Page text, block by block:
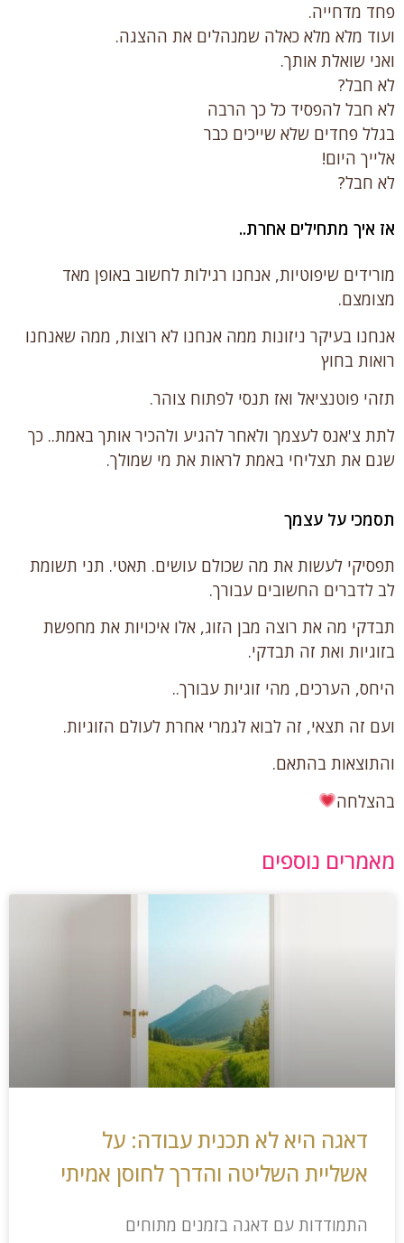
פחד מדחייה.
ועוד מלא מלא כאלה שמנהלים את ההצגה.
ואני שואלת אותך.
לא חבל?
לא חבל להפסיד כל כך הרבה
בגלל פחדים שלא שייכים כבר
אלייך היום!
לא חבל?
אז איך מתחילים אחרת..
מורידים שיפוטיות, אנחנו רגילות לחשוב באופן מאד
מצומצם.
אנחנו בעיקר ניזונות ממה אנחנו לא רוצות, ממה שאנחנו
רואות בחוץ
תזהי פוטנציאל ואז תנסי לפתוח צוהר.
לתת צ'אנס לעצמך ולאחר להגיע ולהכיר אותך באמת.. כך
שגם את תצליחי באמת לראות את מי שמולך.
תסמכי על עצמך
תפסיקי לעשות את מה שכולם עושים. תאטי. תני תשומת
לב לדברים החשובים עבורך.
תבדקי מה את רוצה מבן הזוג, אלו איכויות את מחפשת
בזוגיות ואת זה תבדקי.
היחס, הערכים, מהי זוגיות עבורך..
ועם זה תצאי, זה לבוא לגמרי אחרת לעולם הזוגיות.
והתוצאות בהתאם.
בהצלחה
מאמרים נוספים
דאגה היא לא תכנית עבודה: על
אשליית השליטה והדרך לחוסן אמיתי
התמודדות עם דאגה בזמנים מתוחים